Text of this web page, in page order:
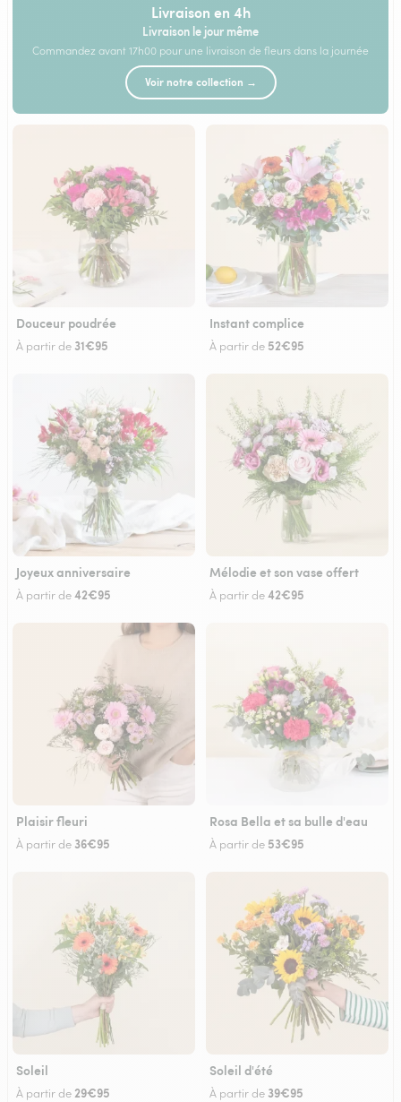
Livraison en 4h
Livraison le jour même
Commandez avant 17h00 pour une livraison de fleurs dans la journée
Voir notre collection →
Douceur poudrée
À partir de 31€95
Instant complice
À partir de 52€95
Joyeux anniversaire
À partir de42€95
Mélodie et son vase offert
À partir de42€95
Plaisir fleuri
À partir de 36€95
Rosa Bella et sa bulle d'eau
À partir de 53€95
Soleil
À partir de 29€95
Soleil d'été
À partir de 39€95